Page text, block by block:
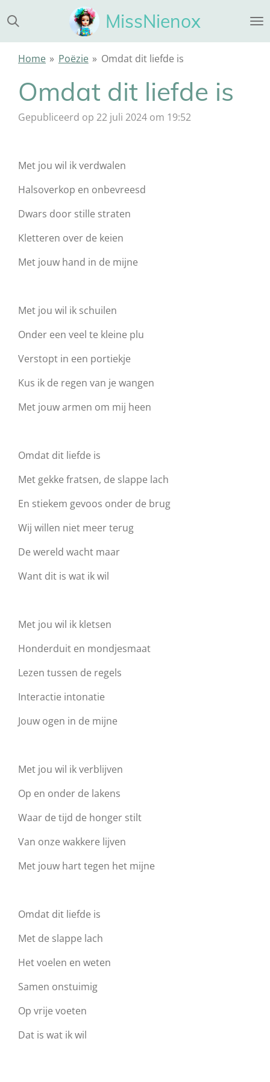
direct
naar
MissNienox
Home » Poëzie » Omdat dit liefde is
Omdat dit liefde is
Gepubliceerd op 22 juli 2024 om 19:52
Met jou wil ik verdwalen
Halsoverkop en onbevreesd
Dwars door stille straten
Kletteren over de keien
Met jouw hand in de mijne
Met jou wil ik schuilen
Onder een veel te kleine plu
Verstopt in een portiekje
Kus ik de regen van je wangen
Met jouw armen om mij heen
Omdat dit liefde is
Met gekke fratsen, de slappe lach
En stiekem gevoos onder de brug
Wij willen niet meer terug
De wereld wacht maar
Want dit is wat ik wil
Met jou wil ik kletsen
Honderduit en mondjesmaat
Lezen tussen de regels
Interactie intonatie
Jouw ogen in de mijne
Met jou wil ik verblijven
Op en onder de lakens
Waar de tijd de honger stilt
Van onze wakkere lijven
Met jouw hart tegen het mijne
Omdat dit liefde is
Met de slappe lach
Het voelen en weten
Samen onstuimig
Op vrije voeten
Dat is wat ik wil